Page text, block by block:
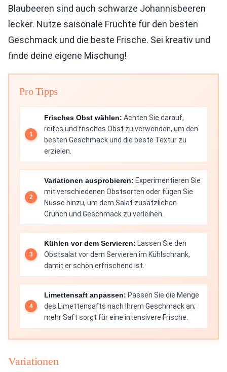
Blaubeeren sind auch schwarze Johannisbeeren
lecker. Nutze saisonale Früchte für den besten
Geschmack und die beste Frische. Sei kreativ und
finde deine eigene Mischung!
Pro Tipps
Frisches Obst wählen: Achten Sie darauf,
reifes und frisches Obst zu verwenden, um den
besten Geschmack und die beste Textur zu
erzielen.
Variationen ausprobieren: Experimentieren Sie
mit verschiedenen Obstsorten oder fügen Sie
Nüsse hinzu, um dem Salat zusätzlichen
Crunch und Geschmack zu verleihen.
Kühlen vor dem Servieren: Lassen Sie den
Obstsalat vor dem Servieren im Kühlschrank,
damit er schön erfrischend ist.
Limettensaft anpassen: Passen Sie die Menge
des Limettensafts nach Ihrem Geschmack an;
mehr Saft sorgt für eine intensivere Frische.
Variationen